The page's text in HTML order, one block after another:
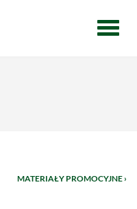
Menu
MATERIAŁY PROMOCYJNE ›